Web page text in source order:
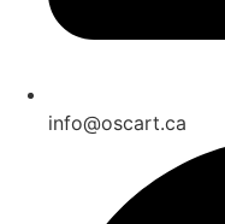
info@oscart.ca